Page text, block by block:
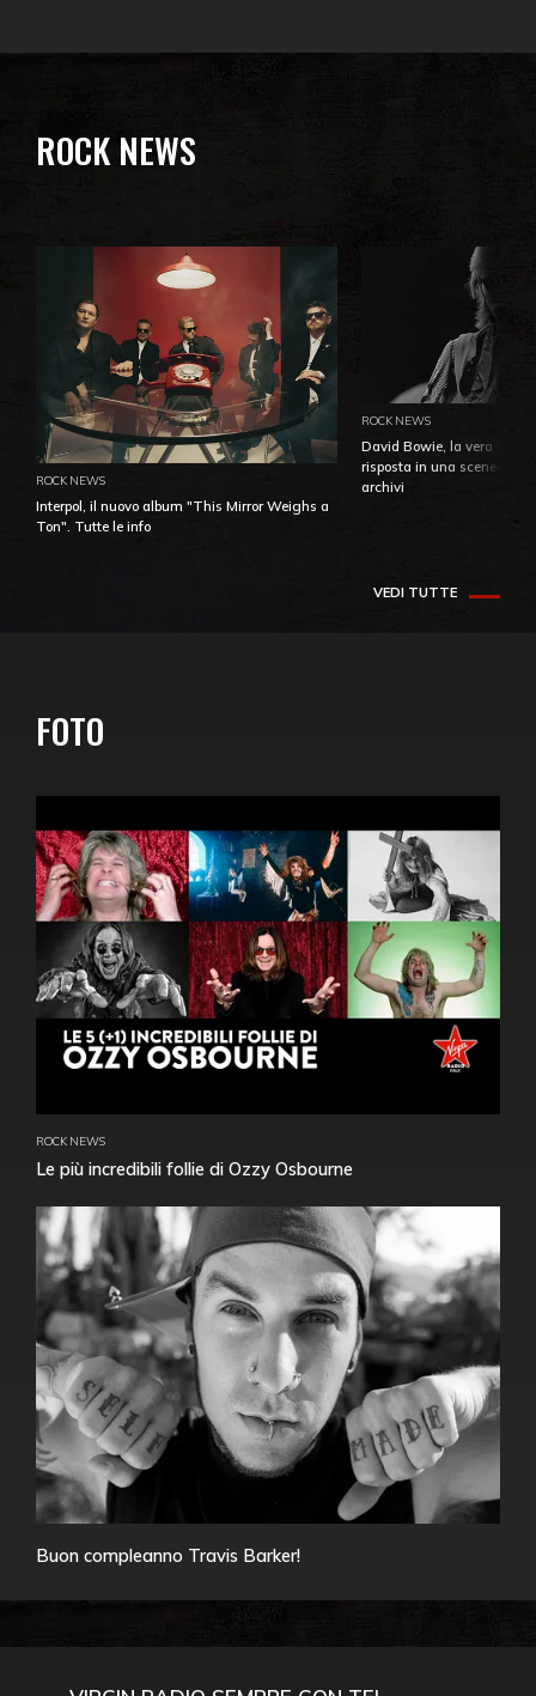
ROCK NEWS
ROCK NEWS
Interpol, il nuovo album "This Mirror Weighs a
Ton". Tutte le info
ROCK NEWS
David Bowie, la vera
risposta in una
archivi
VEDI TUTTE
FOTO
ROCK NEWS
Le più incredibili follie di Ozzy Osbourne
Buon compleanno Travis Barker!